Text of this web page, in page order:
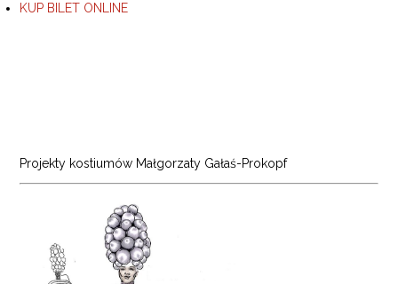
KUP BILET ONLINE
Projekty kostiumów Małgorzaty Gałaś-Prokopf